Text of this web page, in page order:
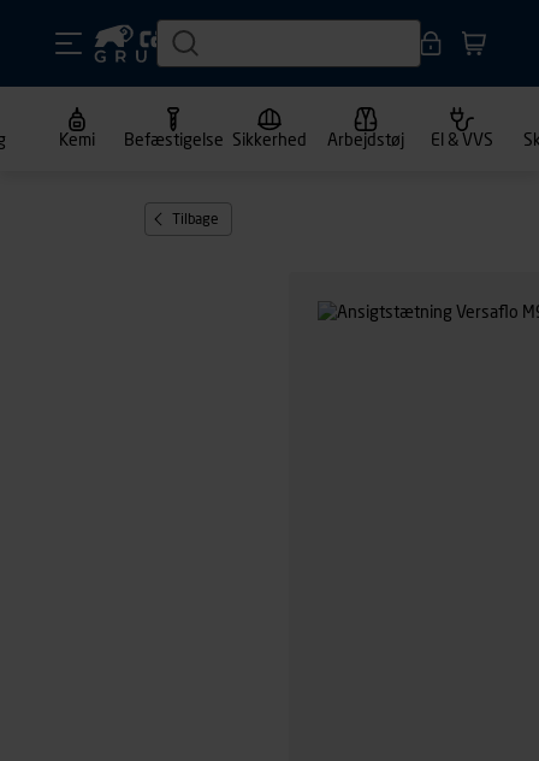
Kemi Befæstigelse Sikkerhed Arbejdstøj El & VVS
Tilbage